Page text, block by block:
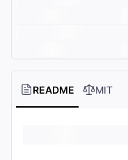
README MIT